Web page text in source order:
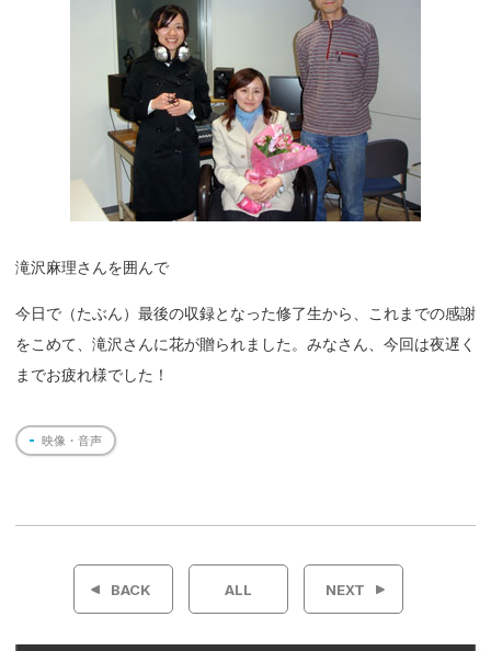
滝沢麻理さんを囲んで
今日で（たぶん）最後の収録となった修了生から、これまでの感謝
をこめて、滝沢さんに花が贈られました。みなさん、今回は夜遅く
までお疲れ様でした！
映像・音声
投
BACK ALL NEXT